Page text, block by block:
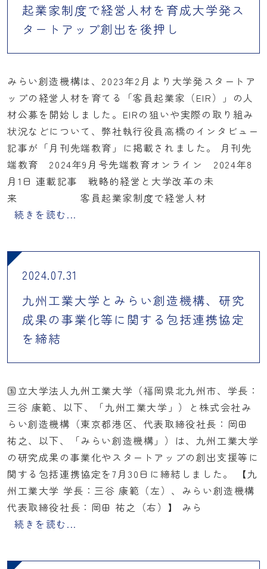
起業家制度で経営人材を育成大学発ス
タートアップ創出を後押し
みらい創造機構は、2023年2月より大学発スタートア
ップの経営人材を育てる「客員起業家（EIR）」の人
材公募を開始しました。EIRの狙いや実際の取り組み
状況などについて、弊社執行役員高橋のインタビュー
記事が「月刊先端教育」に掲載されました。 月刊先
端教育 2024年9月号先端教育オンライン 2024年8
月1日 連載記事 戦略的経営と大学改革の未
来 客員起業家制度で経営人材
続きを読む...
2024.07.31
九州工業大学とみらい創造機構、研究
成果の事業化等に関する包括連携協定
を締結
国立大学法人九州工業大学（福岡県北九州市、学長：
三谷 康範、以下、「九州工業大学」）と株式会社み
らい創造機構（東京都港区、代表取締役社長：岡田
祐之、以下、「みらい創造機構」）は、九州工業大学
の研究成果の事業化やスタートアップの創出支援等に
関する包括連携協定を7月30日に締結しました。 【九
州工業大学 学長：三谷 康範（左）、みらい創造機構
代表取締役社長：岡田 祐之（右）】 みら
続きを読む...